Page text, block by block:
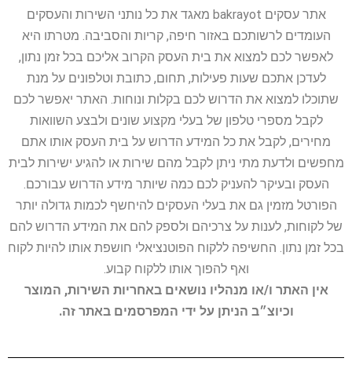
אתר עסקים bakrayot מאגד את כל נותני השירות והעסקים
העומדים לרשותכם באזור חיפה, קריות והסביבה. מטרתו היא
לאפשר לכם למצוא את בית העסק הקרוב אליכם בכל זמן נתון,
לעדכן אתכם שעות פעילות, תחום, כתובת וטלפונים על מנת
שתוכלו למצוא את הדרוש לכם בקלות ונוחות. האתר יאפשר לכם
לקבל מספרי טלפון של בעלי מקצוע שונים ולבצע השוואות
מחירים, לקבל את כל המידע הדרוש על בית העסק אותו אתם
מחפשים ולדעת מתי ניתן לקבל מהם שירות או להגיע ישירות לבית
העסק ובעיקר להעניק לכם כמה שיותר מידע הדרוש עבורכם.
הפורטל מזמין גם את בעלי העסקים להיחשף לכמות גדולה יותר
של לקוחות, לענות על צרכיהם ולספק להם את המידע הדרוש להם
בכל זמן נתון. החשיפה ללקוח הפוטנציאלי חושפת אותו להיות לקוח
ואף להפוך אותו ללקוח קבוע.
אין האתר ו/או מנהליו נושאים באחריות השירות, המוצר
וכיוצ״ב הניתן על ידי המפרסמים באתר זה.